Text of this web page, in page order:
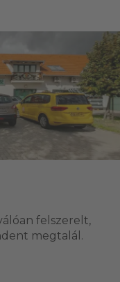
felszerelt,
megtalál.